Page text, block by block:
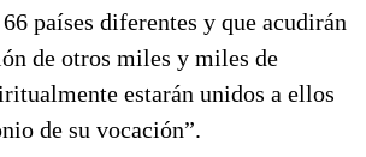
países diferentes y que acudirán
de otros miles y miles de
estarán unidos a ellos
de su vocación”.